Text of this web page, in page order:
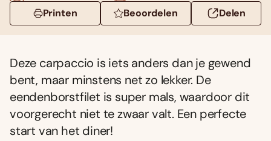
Printen Beoordelen Delen
Deze carpaccio is iets anders dan je gewend
bent, maar minstens net zo lekker. De
eendenborstfilet is super mals, waardoor dit
voorgerecht niet te zwaar valt. Een perfecte
start van het diner!